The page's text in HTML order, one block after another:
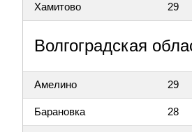
Хамитово 29
Волгоградская
Амелино 29
Барановка 28